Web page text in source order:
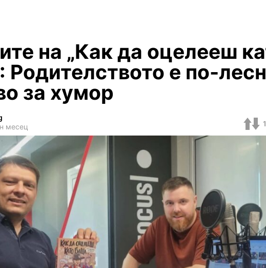
на „Как да оцелееш
Родителството е по-
за хумор
месец
1